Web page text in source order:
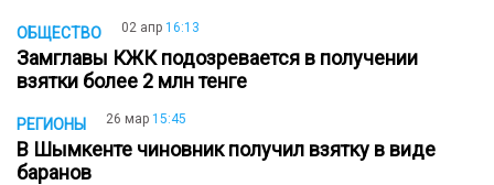
ОБЩЕСТВО 02 апр 16:13
Замглавы КЖК подозревается в получении
взятки более 2 млн тенге
РЕГИОНЫ 26 мар 15:45
В Шымкенте чиновник получил взятку в виде
баранов